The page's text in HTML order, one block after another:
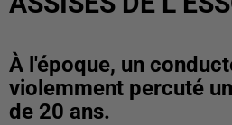
À l'époque, un
violemment percuté
de 20 ans.